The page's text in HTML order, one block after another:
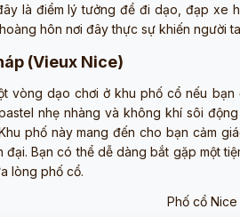
là điểm lý tưởng để đi dạo, đạp xe
hôn nơi đây thực sự khiến người
(Vieux Nice)
vòng dạo chơi ở khu phố cổ nếu
nhẹ nhàng và không khí sôi
phố này mang đến cho bạn cảm
đại. Bạn có thể dễ dàng bắt gặp một
lòng phố cổ.